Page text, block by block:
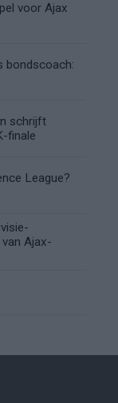
voor Ajax
bondscoach:
schrijft
finale
League?
Ajax-